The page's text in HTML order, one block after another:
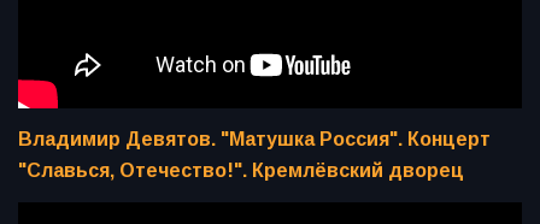
Владимир Девятов. "Матушка Россия". Концерт
"Славься, Отечество!". Кремлёвский дворец